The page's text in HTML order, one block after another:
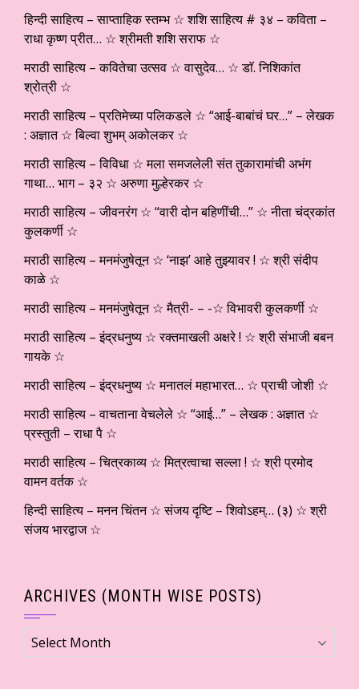
हिन्दी साहित्य – साप्ताहिक स्तम्भ ☆ शशि साहित्य # ३४ – कविता –
राधा कृष्ण प्रीत… ☆ श्रीमती शशि सराफ ☆
मराठी साहित्य – कवितेचा उत्सव ☆ वासुदेव… ☆ डाॅ. निशिकांत
श्रोत्री ☆
मराठी साहित्य – प्रतिमेच्या पलिकडले ☆ “आई-बाबांचं घर…” – लेखक
: अज्ञात ☆ बिल्वा शुभम् अकोलकर ☆
मराठी साहित्य – विविधा ☆ मला समजलेली संत तुकारामांची अभंग
गाथा… भाग – ३२ ☆ अरुणा मुल्हेरकर ☆
मराठी साहित्य – जीवनरंग ☆ “वारी दोन बहिणींची…” ☆ नीता चंद्रकांत
कुलकर्णी ☆
मराठी साहित्य – मनमंजुषेतून ☆ ‘नाझ’ आहे तुझ्यावर ! ☆ श्री संदीप
काळे ☆
मराठी साहित्य – मनमंजुषेतून ☆ मैत्री- – -☆ विभावरी कुलकर्णी ☆
मराठी साहित्य – इंद्रधनुष्य ☆ रक्तमाखली अक्षरे ! ☆ श्री संभाजी बबन
गायके ☆
मराठी साहित्य – इंद्रधनुष्य ☆ मनातलं महाभारत… ☆ प्राची जोशी ☆
मराठी साहित्य – वाचताना वेचलेले ☆ “आई…” – लेखक : अज्ञात ☆
प्रस्तुती – राधा पै ☆
मराठी साहित्य – चित्रकाव्य ☆ मित्रत्वाचा सल्ला ! ☆ श्री प्रमोद
वामन वर्तक ☆
हिन्दी साहित्य – मनन चिंतन ☆ संजय दृष्टि – शिवोऽहम्… (३) ☆ श्री
संजय भारद्वाज ☆
ARCHIVES (MONTH WISE POSTS)
Archives
(Month